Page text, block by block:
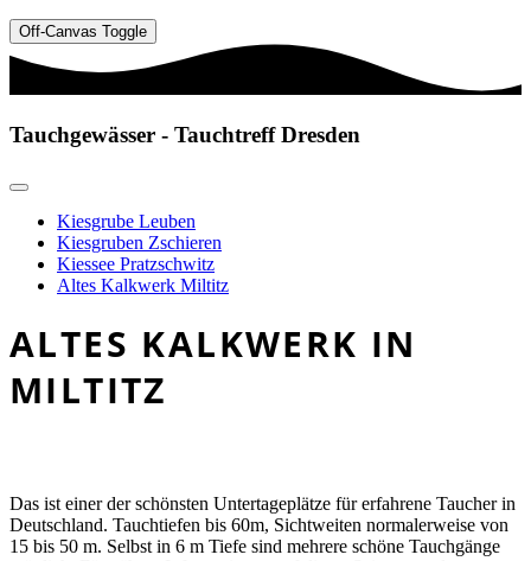
Off-Canvas Toggle
Tauchgewässer - Tauchtreff Dresden
Kiesgrube Leuben
Kiesgruben Zschieren
Kiessee Pratzschwitz
Altes Kalkwerk Miltitz
ALTES KALKWERK IN
MILTITZ
Das ist einer der schönsten Untertageplätze für erfahrene Taucher in
Deutschland. Tauchtiefen bis 60m, Sichtweiten normalerweise von
15 bis 50 m. Selbst in 6 m Tiefe sind mehrere schöne Tauchgänge